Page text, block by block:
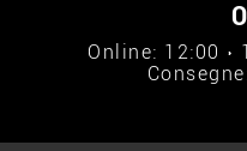
Online: 12:00 ›